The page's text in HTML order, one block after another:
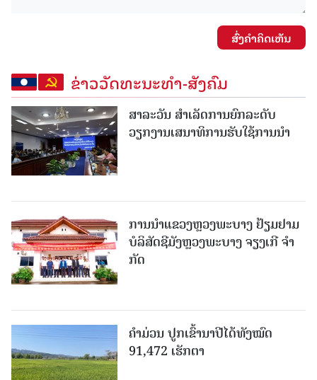
ສົ່ງຄໍາຄິດເຫັນ
ຂ່າວວັດທະນະທຳ-ສັງຄົມ
ສາລະວັນ ສໍາເລັດການຍົກລະດັບ
ວຽກງານເສນາທິການຮັບໃຊ້ການນໍາ
ການນຳແຂວງຫຼວງພະບາງ ຢ້ຽມ​ຢາມ
ບໍ​ລິ​ສັດຊີມັງຫຼວງພະບາງ ຈຽງເກີ ຈໍາ
ກັດ
ຄໍາມ່ວນ ປູກເຂົ້ານາປີໄດ້ທັງໝົດ
91,472 ເຮັກຕາ